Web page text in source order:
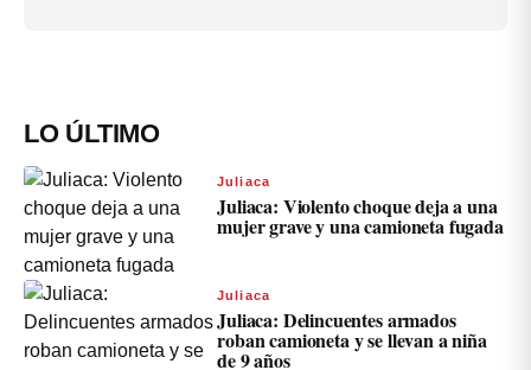
LO ÚLTIMO
Juliaca
Juliaca: Violento choque deja a una
mujer grave y una camioneta fugada
Juliaca
Juliaca: Delincuentes armados
roban camioneta y se llevan a niña
de 9 años